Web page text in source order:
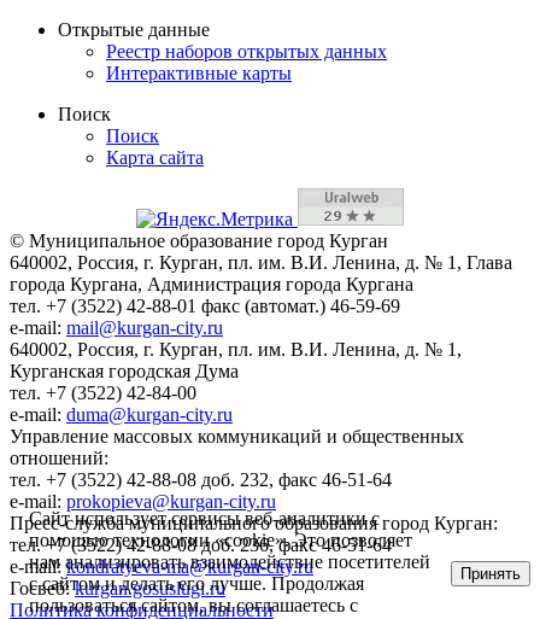
Открытые данные
Реестр наборов открытых данных
Интерактивные карты
Поиск
Поиск
Карта сайта
© Муниципальное образование город Курган
640002, Россия, г. Курган, пл. им. В.И. Ленина, д. № 1, Глава
города Кургана, Администрация города Кургана
тел. +7 (3522) 42-88-01 факс (автомат.) 46-59-69
e-mail: mail@kurgan-city.ru
640002, Россия, г. Курган, пл. им. В.И. Ленина, д. № 1,
Курганская городская Дума
тел. +7 (3522) 42-84-00
e-mail: duma@kurgan-city.ru
Управление массовых коммуникаций и общественных
отношений:
тел. +7 (3522) 42-88-08 доб. 232, факс 46-51-64
e-mail: prokopieva@kurgan-city.ru
Пресс-служба муниципального образования город Курган:
тел. +7 (3522) 42-88-08 доб. 236, факс 46-51-64
e-mail:kondratyeva-ma@kurgan-city.ru
Госвеб:kurgan.gosuslugi.ru
Политика конфиденциальности
Сайт использует сервисы веб-аналитики с
помощью технологии «cookie». Это позволяет
нам анализировать взаимодействие посетителей
с сайтом и делать его лучше. Продолжая
пользоваться сайтом, вы соглашаетесь с
Принять